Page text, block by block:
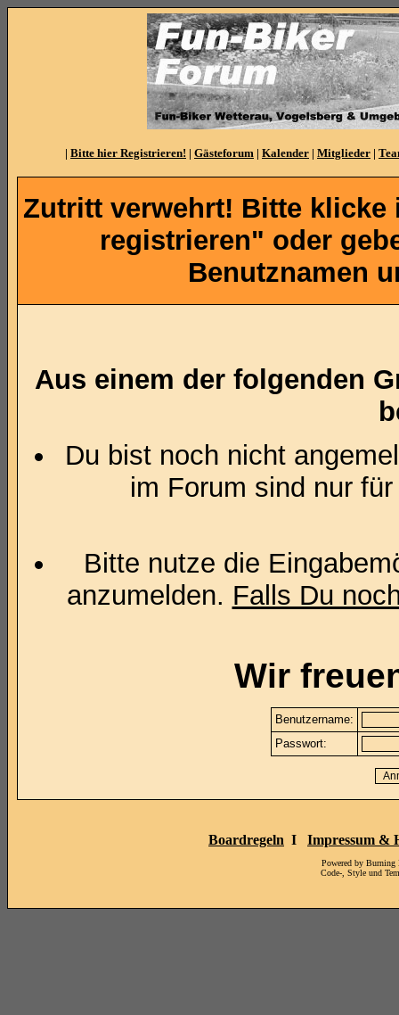
| Bitte hier Registrieren! | Gästeforum | Kalender | Mitglieder |
Zutritt verwehrt! Bitte
registrieren" oder
Benutznamen
Aus einem der folgenden
Du bist noch nicht
im Forum sind nur
Bitte nutze die
anzumelden. Falls Du
Wir
Benutzername:
Passwort:
Boardregeln I Impressum &
Powered by
Code-, Style und